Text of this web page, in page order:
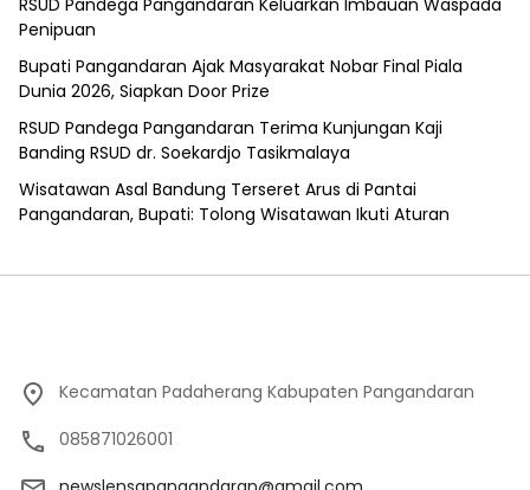
Penipuan
Bupati Pangandaran Ajak Masyarakat Nobar Final Piala
Dunia 2026, Siapkan Door Prize
RSUD Pandega Pangandaran Terima Kunjungan Kaji
Banding RSUD dr. Soekardjo Tasikmalaya
Wisatawan Asal Bandung Terseret Arus di Pantai
Pangandaran, Bupati: Tolong Wisatawan Ikuti Aturan
Kecamatan Padaherang Kabupaten Pangandaran
085871026001